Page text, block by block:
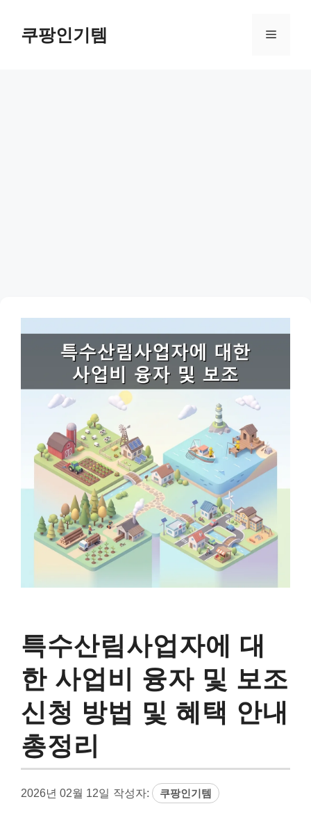
쿠팡인기템 메
특수산림사업자에 대
한 사업비 융자 및 보조
신청 방법 및 혜택 안내
총정리
2026년 02월 12일 작성자: 쿠팡인기템